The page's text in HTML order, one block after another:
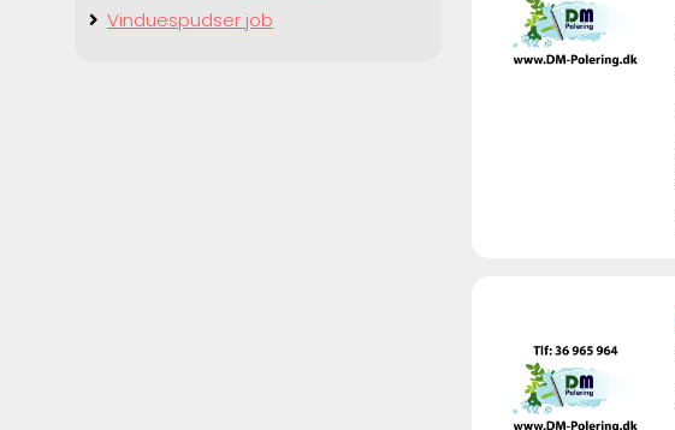
Vinduespudser job